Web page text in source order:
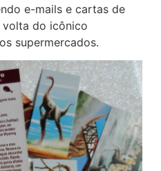
e-mails e cartas de
volta do icônico
supermercados.